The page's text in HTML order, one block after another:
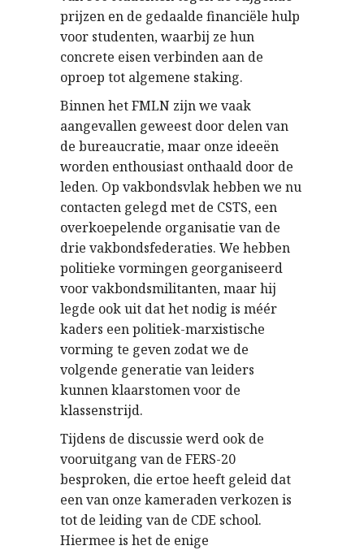
prijzen en de gedaalde financiële hulp
voor studenten, waarbij ze hun
concrete eisen verbinden aan de
oproep tot algemene staking.
Binnen het FMLN zijn we vaak
aangevallen geweest door delen van
de bureaucratie, maar onze ideeën
worden enthousiast onthaald door de
leden. Op vakbondsvlak hebben we nu
contacten gelegd met de CSTS, een
overkoepelende organisatie van de
drie vakbondsfederaties. We hebben
politieke vormingen georganiseerd
voor vakbondsmilitanten, maar hij
legde ook uit dat het nodig is méér
kaders een politiek-marxistische
vorming te geven zodat we de
volgende generatie van leiders
kunnen klaarstomen voor de
klassenstrijd.
Tijdens de discussie werd ook de
vooruitgang van de FERS-20
besproken, die ertoe heeft geleid dat
een van onze kameraden verkozen is
tot de leiding van de CDE school.
Hiermee is het de enige